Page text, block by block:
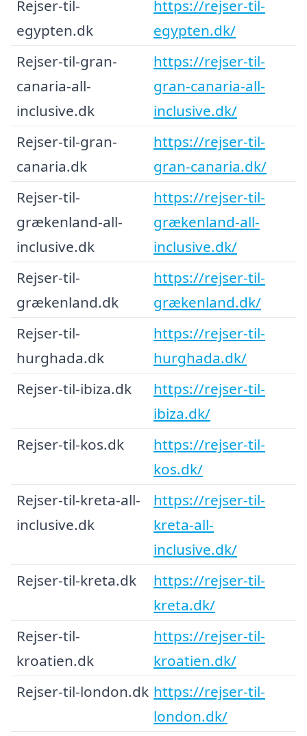
Rejser-til-
egypten.dk
https://rejser-til-
egypten.dk/
Rejser-til-gran-
canaria-all-
inclusive.dk
https://rejser-til-
gran-canaria-all-
inclusive.dk/
Rejser-til-gran-
canaria.dk
https://rejser-til-
gran-canaria.dk/
Rejser-til-
grækenland-all-
inclusive.dk
https://rejser-til-
grækenland-all-
inclusive.dk/
Rejser-til-
grækenland.dk
https://rejser-til-
grækenland.dk/
Rejser-til-
hurghada.dk
https://rejser-til-
hurghada.dk/
Rejser-til-ibiza.dk
https://rejser-til-
ibiza.dk/
Rejser-til-kos.dk
https://rejser-til-
kos.dk/
Rejser-til-kreta-all-
inclusive.dk
https://rejser-til-
kreta-all-
inclusive.dk/
Rejser-til-kreta.dk
https://rejser-til-
kreta.dk/
Rejser-til-
kroatien.dk
https://rejser-til-
kroatien.dk/
Rejser-til-london.dk https://rejser-til-
london.dk/